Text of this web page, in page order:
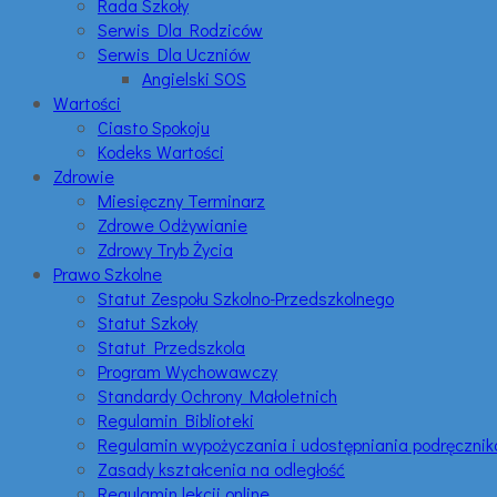
Rada Szkoły
Serwis Dla Rodziców
Serwis Dla Uczniów
Angielski SOS
Wartości
Ciasto Spokoju
Kodeks Wartości
Zdrowie
Miesięczny Terminarz
Zdrowe Odżywianie
Zdrowy Tryb Życia
Prawo Szkolne
Statut Zespołu Szkolno-Przedszkolnego
Statut Szkoły
Statut Przedszkola
Program Wychowawczy
Standardy Ochrony Małoletnich
Regulamin Biblioteki
Regulamin wypożyczania i udostępniania
Zasady kształcenia na odległość